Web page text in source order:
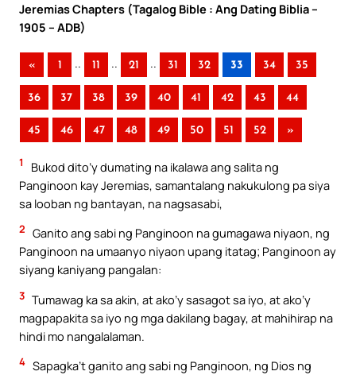
Jeremias Chapters (Tagalog Bible : Ang Dating Biblia –
1905 – ADB)
« 1 .. 11 .. 21 .. 31 32 33 34 35
36 37 38 39 40 41 42 43 44
45 46 47 48 49 50 51 52 »
1
Bukod dito’y dumating na ikalawa ang salita ng
Panginoon kay Jeremias, samantalang nakukulong pa siya
sa looban ng bantayan, na nagsasabi,
2 Ganito ang sabi ng Panginoon na gumagawa niyaon, ng
Panginoon na umaanyo niyaon upang itatag; Panginoon ay
siyang kaniyang pangalan:
3 Tumawag ka sa akin, at ako’y sasagot sa iyo, at ako’y
magpapakita sa iyo ng mga dakilang bagay, at mahihirap na
hindi mo nangalalaman.
4 Sapagka’t ganito ang sabi ng Panginoon, ng Dios ng